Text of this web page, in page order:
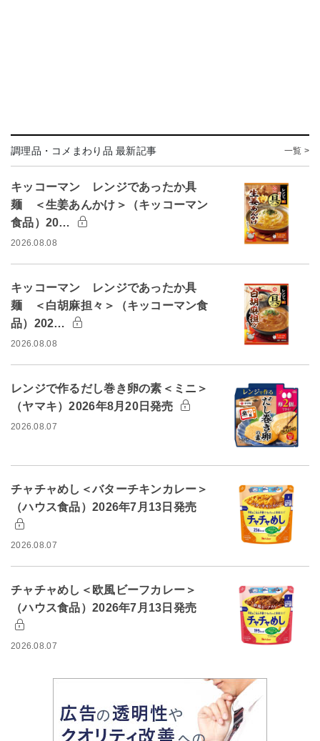
調理品・コメまわり品 最新記事 一覧 >
キッコーマン レンジであったか具
麺 ＜生姜あんかけ＞（キッコーマン
食品）20…
2026.08.08
キッコーマン レンジであったか具
麺 ＜白胡麻担々＞（キッコーマン食
品）202…
2026.08.08
レンジで作るだし巻き卵の素＜ミニ＞
（ヤマキ）2026年8月20日発売
2026.08.07
チャチャめし＜バターチキンカレー＞
（ハウス食品）2026年7月13日発売
2026.08.07
チャチャめし＜欧風ビーフカレー＞
（ハウス食品）2026年7月13日発売
2026.08.07